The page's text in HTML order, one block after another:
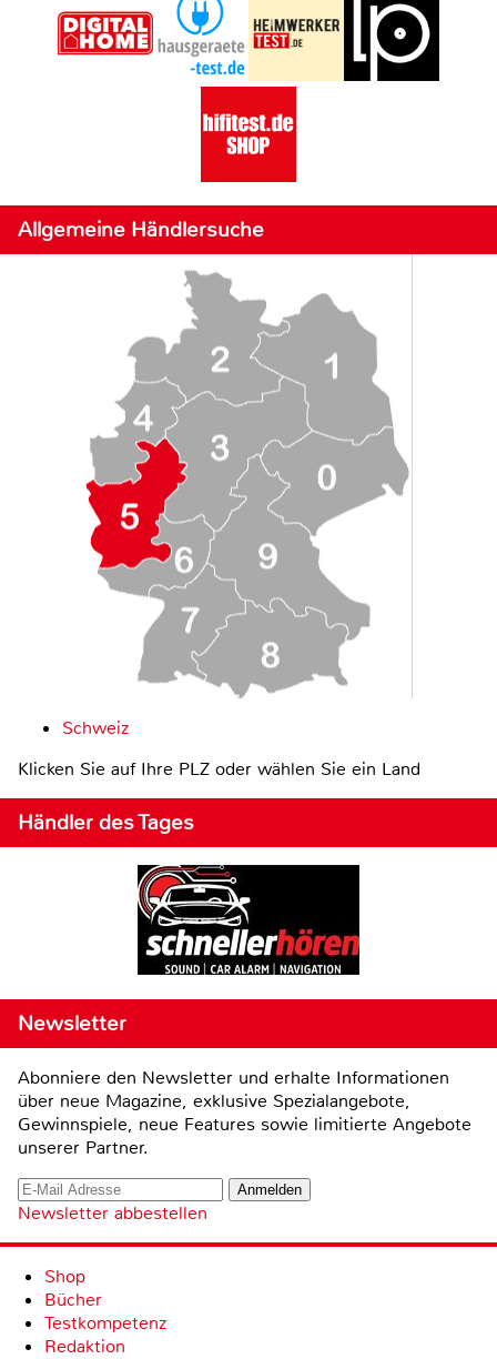
Allgemeine Händlersuche
Schweiz
Klicken Sie auf Ihre PLZ oder wählen Sie ein Land
Händler des Tages
Newsletter
Abonniere den Newsletter und erhalte Informationen
über neue Magazine, exklusive Spezialangebote,
Gewinnspiele, neue Features sowie limitierte Angebote
unserer Partner.
Newsletter abbestellen
Shop
Bücher
Testkompetenz
Redaktion